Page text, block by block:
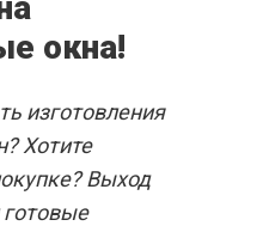
окна!
изготовления
Хотите
Выход
готовые